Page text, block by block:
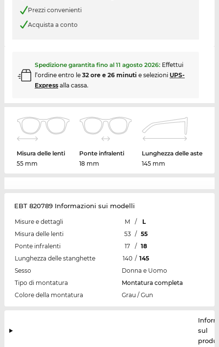
Prezzi convenienti
Acquista a conto
Spedizione garantita fino al 11 agosto 2026: Effettui
l’ordine entro le 32 ore e 26 minuti e selezioni UPS-
Expressalla cassa.
Misura delle lenti
55 mm
Ponte infralenti
18 mm
Lunghezza delle aste
145 mm
EBT 820789 Informazioni sui modelli
Misure e dettagli M /
L
Misura delle lenti
53 / 55
Ponte infralenti
17 / 18
Lunghezza delle stanghette
140 / 145
Sesso
Donna e Uomo
Tipo di montatura
Montatura completa
Colore della montatura
Grau / Gun
sul